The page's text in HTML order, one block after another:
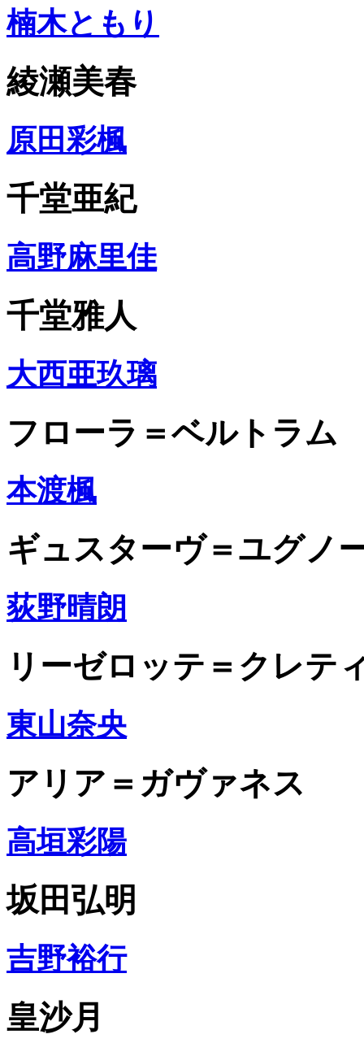
楠木ともり
綾瀬美春
原田彩楓
千堂亜紀
高野麻里佳
千堂雅人
大西亜玖璃
フローラ＝ベルトラム
本渡楓
ギュスターヴ＝ユグノ
荻野晴朗
リーゼロッテ＝クレテ
東山奈央
アリア＝ガヴァネス
高垣彩陽
坂田弘明
吉野裕行
皇沙月